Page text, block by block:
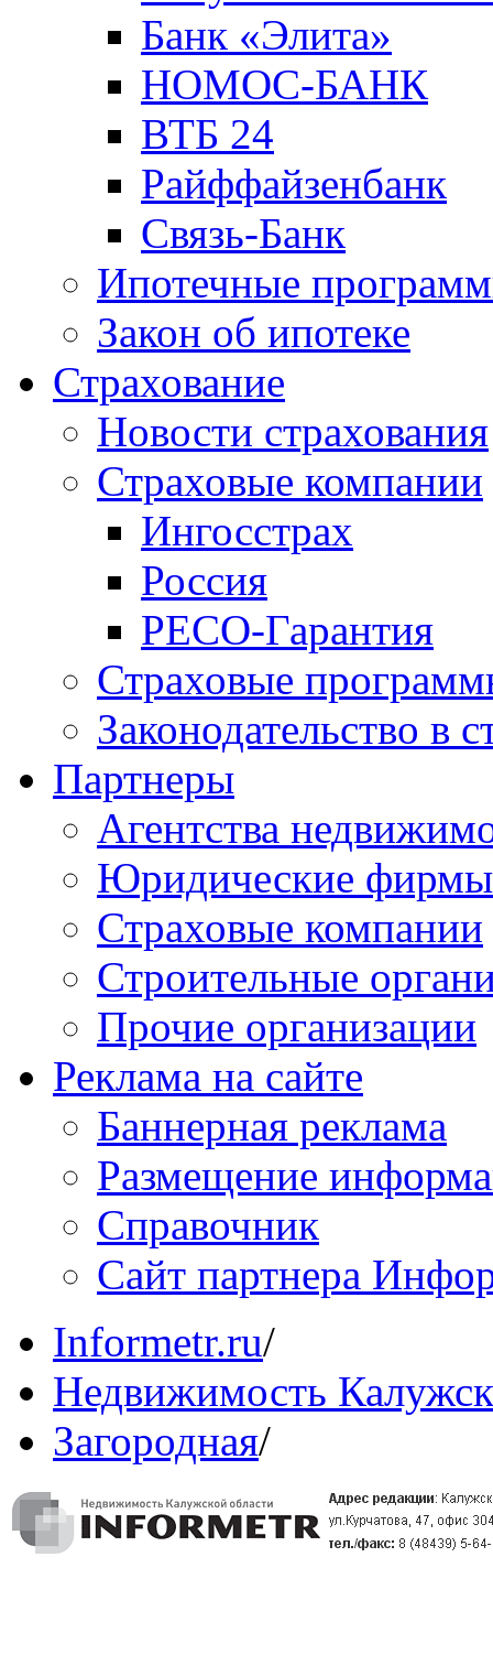
Банк «Элита»
НОМОС-БАНК
ВТБ 24
Райффайзенбанк
Связь-Банк
Ипотечные
Закон об ипотеке
Страхование
Новости страхования
Страховые компании
Ингосстрах
Россия
РЕСО-Гарантия
Страховые
Законодательство в
Партнеры
Агентства
Юридические фирмы
Страховые компании
Строительные
Прочие организации
Реклама на сайте
Баннерная реклама
Размещение
Справочник
Сайт партнера
Informetr.ru/
Недвижимость
Загородная/